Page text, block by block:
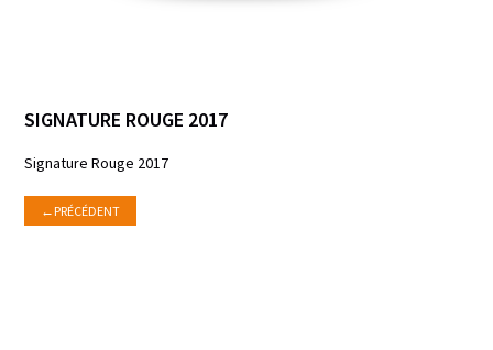
SIGNATURE ROUGE 2017
Signature Rouge 2017
← PRÉCÉDENT